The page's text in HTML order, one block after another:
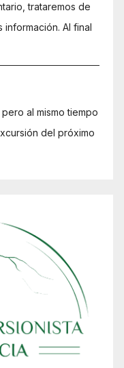
trataremos de
Al final
al mismo tiempo
del próximo